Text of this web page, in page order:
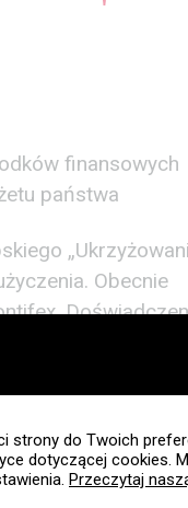
finansowych
państwa
Obecnie
Jezusa
Muzeum.
do refleksji
sposób nie
tak często
Obraz,
do Twoich
dotyczącej cookies.
Przeczytaj